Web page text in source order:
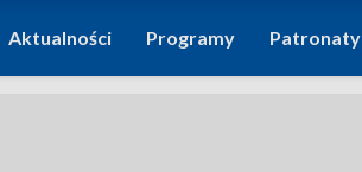
Aktualności Programy Patronaty